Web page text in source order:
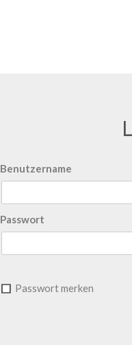
Benutzername
Passwort
Passwort merken